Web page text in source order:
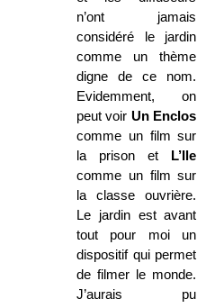
n’ont jamais
considéré le jardin
comme un thème
digne de ce nom.
Evidemment, on
peut voir Un Enclos
comme un film sur
la prison et
L’Ile
comme un film sur
la classe ouvrière.
Le jardin est avant
tout pour moi un
dispositif qui permet
de filmer le monde.
J’aurais pu